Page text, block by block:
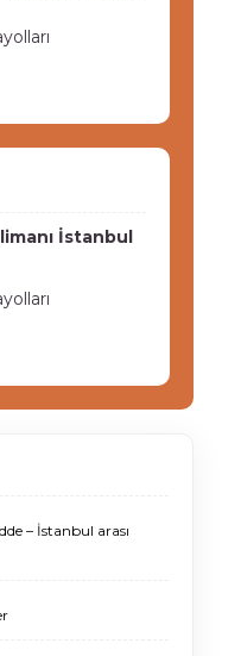
İstanbul
– İstanbul arası